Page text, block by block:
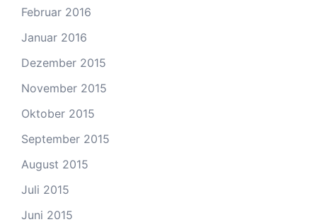
Februar 2016
Januar 2016
Dezember 2015
November 2015
Oktober 2015
September 2015
August 2015
Juli 2015
Juni 2015